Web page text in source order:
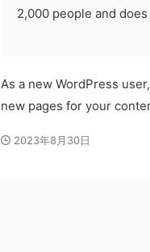
2,000 people and
As a new WordPress
new pages for your
2023年8月30日